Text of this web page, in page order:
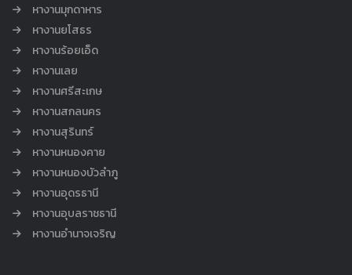
หางานมุกดาหาร
หางานยโสธร
หางานร้อยเอ็ด
หางานเลย
หางานศรีสะเกษ
หางานสกลนคร
หางานสุรินทร์
หางานหนองคาย
หางานหนองบัวลำภู
หางานอุดรธานี
หางานอุบลราชธานี
หางานอำนาจเจริญ